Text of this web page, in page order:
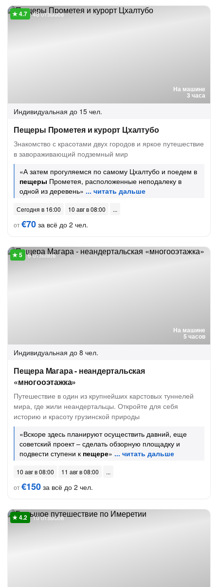
На машине
3 часа
48 отзывов
Индивидуальная до 15 чел.
Пещеры Прометея и курорт Цхалтубо
Знакомство с красотами двух городов и яркое путешествие
в завораживающий подземный мир
«А затем прогуляемся по самому Цхалтубо и поедем в
пещеры Прометея, расположенные неподалеку в
одной из деревень»
Сегодня в 16:00
10 авг в 08:00
от€70 за всё до 2 чел.
На машине
5 часов
6 отзывов
Индивидуальная до 8 чел.
Пещера Магара - неандертальская
«многооэтажка»
Путешествие в один из крупнейших карстовых туннелей
мира, где жили неандертальцы. Откройте для себя
историю и красоту грузинской природы
«Вскоре здесь планируют осуществить давний, еще
советский проект – сделать обзорную площадку и
подвести ступени к пещере»
10 авг в 08:00
11 авг в 08:00
от€150 за всё до 2 чел.
10 отзывов